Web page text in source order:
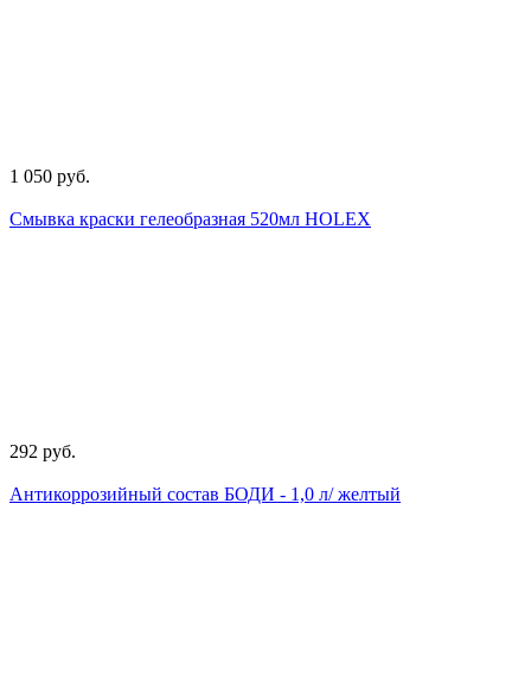
1 050 руб.
Смывка краски гелеобразная 520мл HOLEX
292 руб.
Антикоррозийный состав БОДИ - 1,0 л/ желтый